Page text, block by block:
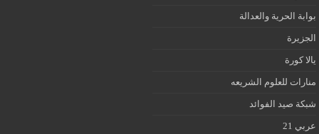
بوابة الحرية والعدالة
الجزيرة
يالا كورة
منارات للعلوم الشريعه
شبكة صيد الفوائد
عربي 21